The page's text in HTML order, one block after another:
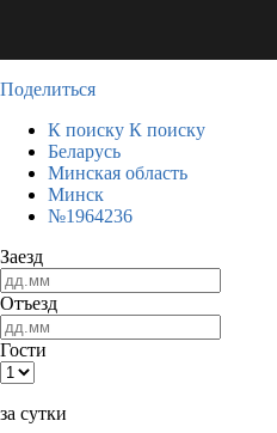
Поделиться
К поиску К поиску
Беларусь
Минская область
Минск
№1964236
Заезд
Отъезд
Гости
за сутки